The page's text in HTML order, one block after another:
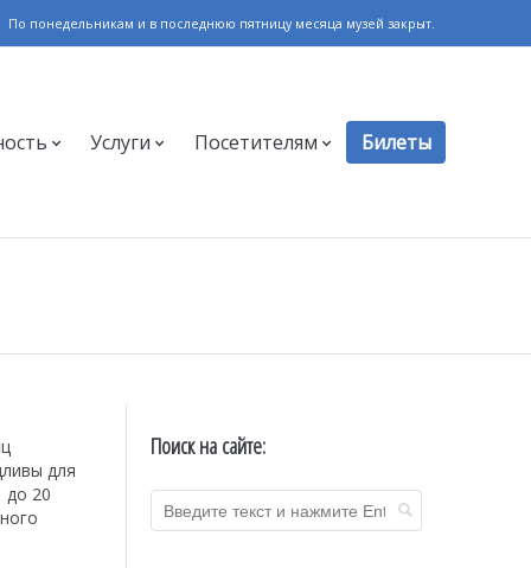
По понедельникам и в последнюю пятницу месяца музей закрыт.
Услуги Посетителям Билеты
для
до 20
Поиск на сайте: